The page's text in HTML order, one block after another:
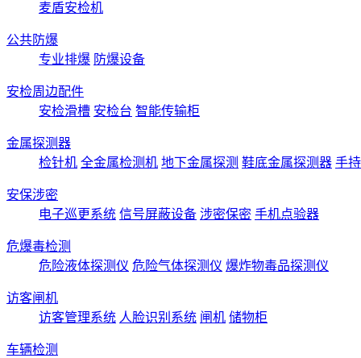
麦盾安检机
公共防爆
专业排爆 防爆设备
安检周边配件
安检滑槽 安检台 智能传输柜
金属探测器
检针机 全金属检测机 地下金属探测 鞋底金属探测器 手
安保涉密
电子巡更系统 信号屏蔽设备 涉密保密 手机点验器
危爆毒检测
危险液体探测仪 危险气体探测仪 爆炸物毒品探测仪
访客闸机
访客管理系统 人脸识别系统 闸机 储物柜
车辆检测